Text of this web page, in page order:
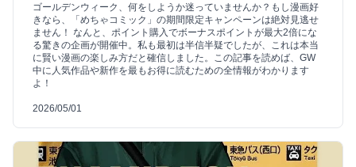
ゴールデンウィーク、何をしようか迷っていませんか？もし漫画好
きなら、「めちゃコミック」の期間限定キャンペーンは絶対見逃せ
ません！ なんと、ポイント購入でボーナスポイントが最大2倍にな
る驚きの企画が開催中。私も最初は半信半疑でしたが、これは本当
に賢い漫画の楽しみ方だと確信しました。この記事を読めば、GW
中に人気作品や新作を最もお得に読むための全情報がわかります
よ！
2026/05/01